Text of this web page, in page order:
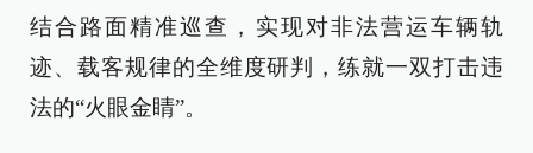
结合路面精准巡查，实现对非法营运车辆轨
迹、载客规律的全维度研判，练就一双打击违
法的“火眼金睛”。